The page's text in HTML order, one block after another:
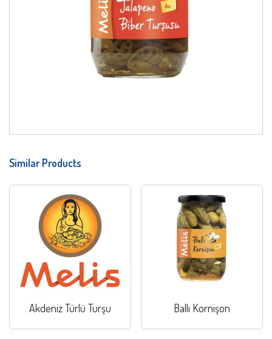
Similar Products
Akdeniz Türlü Turşu Ballı Kornişon